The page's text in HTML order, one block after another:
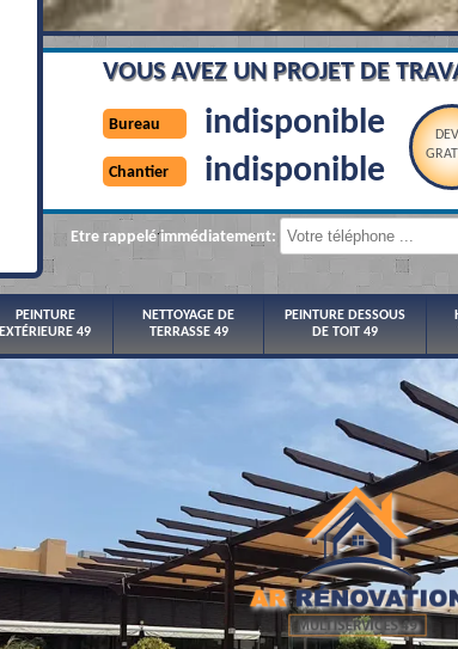
VOUS AVEZ UN PROJET DE
Bureau indisponible
Chantier indisponible
Etre rappelé immédiatement:
PEINTURE
EXTÉRIEURE 49
NETTOYAGE DE
TERRASSE 49
PEINTURE DESSOUS
DE TOIT 49